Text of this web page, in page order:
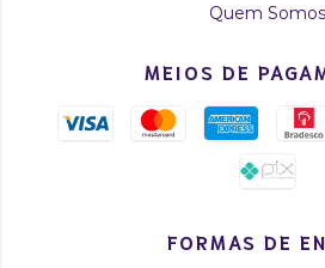
Quem Somos
MEIOS DE
FORMAS DE